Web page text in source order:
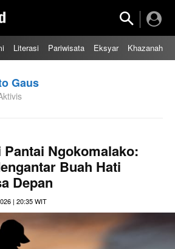
Literasi Pariwisata Eksyar Khazanah
Gaus
Ngokomalako:
Buah Hati
Depan
| 20:35 WIT